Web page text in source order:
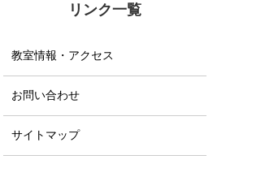
リンク一覧
教室情報・アクセス
お問い合わせ
サイトマップ